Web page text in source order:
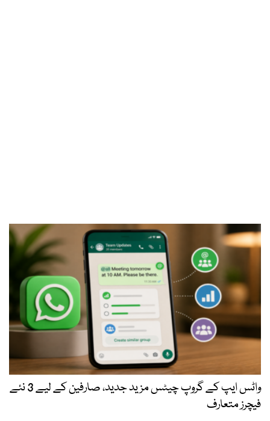
واٹس ایپ کے گروپ چیٹس مزید جدید، صارفین کے لیے 3 نئے
فیچرز متعارف